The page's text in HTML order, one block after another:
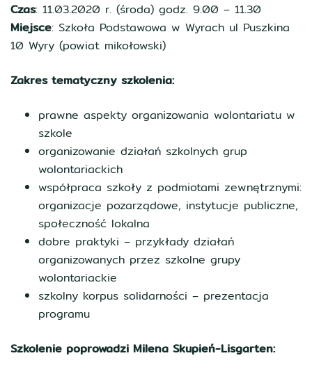
Czas: 11.03.2020 r. (środa) godz. 9.00 – 11.30
Miejsce: Szkoła Podstawowa w Wyrach ul Puszkina
10 Wyry (powiat mikołowski)
Zakres tematyczny szkolenia:
prawne aspekty organizowania wolontariatu w
szkole
organizowanie działań szkolnych grup
wolontariackich
współpraca szkoły z podmiotami zewnętrznymi:
organizacje pozarządowe, instytucje publiczne,
społeczność lokalna
dobre praktyki – przykłady działań
organizowanych przez szkolne grupy
wolontariackie
szkolny korpus solidarności – prezentacja
programu
Szkolenie poprowadzi Milena Skupień-Lisgarten: